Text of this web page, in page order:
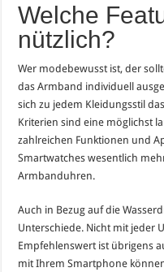
Welche
nützlich?
Wer modebewusst ist, der
das Armband individuell
sich zu jedem Kleidungsstil
Kriterien sind eine möglichst
zahlreichen Funktionen und
Smartwatches wesentlich
Armbanduhren.
Auch in Bezug auf die
Unterschiede. Nicht mit jeder
Empfehlenswert ist übrigens
mit Ihrem Smartphone